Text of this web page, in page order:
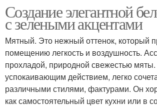
Создание элегантной
с зелеными акцентами
Мятный. Это нежный оттенок, который
помещению легкость и воздушность.
прохладой, природной свежестью
успокаивающим действием, легко
различными стилями, фактурами. Он
как самостоятельный цвет кухни или в